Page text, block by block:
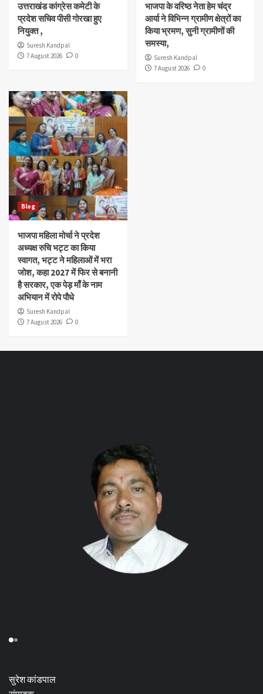
उत्तराखंड कांग्रेस कमेटी के
प्रदेश सचिव पीसी गोरखा हुए
नियुक्त ,
Suresh Kandpal
7 August 2026
0
भाजपा के वरिष्ठ नेता हेम चंद्र
आर्या ने विभिन्न ग्रामीण क्षेत्रों का
किया भ्रमण, सुनी ग्रामीणों की
समस्या,
Suresh Kandpal
7 August 2026
0
Blog
भाजपा महिला मोर्चा ने प्रदेश
अध्यक्ष रुचि भट्ट का किया
स्वागत, भट्ट ने महिलाओं में भरा
जोश, कहा 2027 में फिर से बनानी
है सरकार, एक पेड़ माँ के नाम
अभियान में रोपे पौधे
Suresh Kandpal
7 August 2026
0
सुरेश कांडपाल